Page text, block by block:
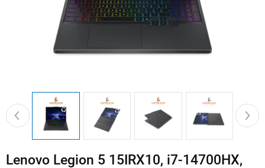
Lenovo Legion 5 15IRX10, i7-14700HX,